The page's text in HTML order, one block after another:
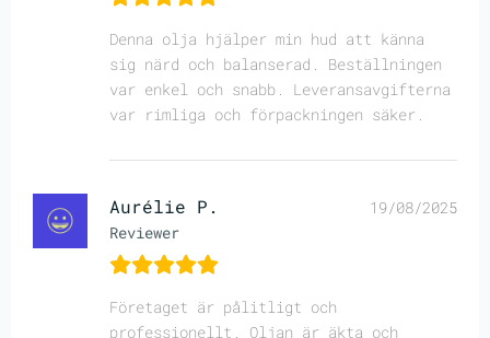
Denna olja hjälper min hud att känna
sig närd och balanserad. Beställningen
var enkel och snabb. Leveransavgifterna
var rimliga och förpackningen säker.
Aurélie P.
Reviewer
19/08/2025
Företaget är pålitligt och
professionellt. Oljan är äkta och